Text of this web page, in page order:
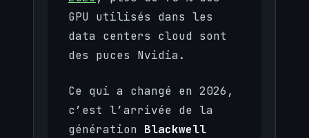
GPU utilisés dans les
data centers cloud sont
des puces Nvidia.
Ce qui a changé en 2026,
c’est l’arrivée de la
génération Blackwell